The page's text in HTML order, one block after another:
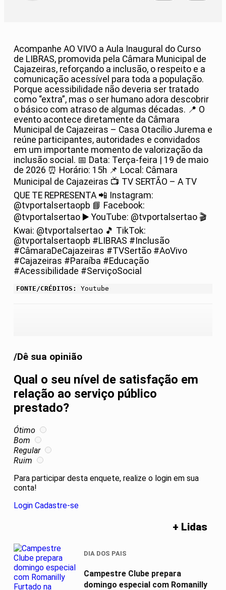
Acompanhe AO VIVO a Aula Inaugural do Curso
de LIBRAS, promovida pela Câmara Municipal de
Cajazeiras, reforçando a inclusão, o respeito e a
comunicação acessível para toda a população.
Porque acessibilidade não deveria ser tratado
como “extra”, mas o ser humano adora descobrir
o básico com atraso de algumas décadas. 📍 O
evento acontece diretamente da Câmara
Municipal de Cajazeiras – Casa Otacílio Jurema e
reúne participantes, autoridades e convidados
em um importante momento de valorização da
inclusão social. 📅 Data: Terça-feira | 19 de maio
de 2026 ⏰ Horário: 15h 📌 Local: Câmara
Municipal de Cajazeiras 📺 TV SERTÃO – A TV
QUE TE REPRESENTA 📲 Instagram:
@tvportalsertaopb 📘 Facebook:
@tvportalsertao ▶️ YouTube: @tvportalsertao 🎬
Kwai: @tvportalsertao 🎵 TikTok:
@tvportalsertaopb #LIBRAS #Inclusão
#CâmaraDeCajazeiras #TVSertão #AoVivo
#Cajazeiras #Paraíba #Educação
#Acessibilidade #ServiçoSocial
FONTE/CRÉDITOS: Youtube
/Dê sua opinião
Qual o seu nível de satisfação em
relação ao serviço público
prestado?
Ótimo
Bom
Regular
Ruim
Para participar desta enquete, realize o login em sua
conta!
Login Cadastre-se
+ Lidas
DIA DOS PAIS
Campestre Clube prepara
domingo especial com Romanilly